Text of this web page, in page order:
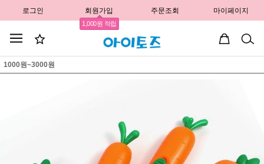
로그인 회원가입
1,000원 적립
주문조회 마이페이지
1000원~3000원